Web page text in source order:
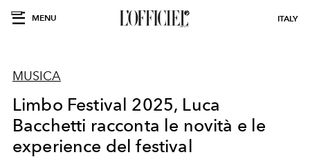
MENU ITALY
MUSICA
Limbo Festival 2025, Luca
Bacchetti racconta le novità e le
experience del festival